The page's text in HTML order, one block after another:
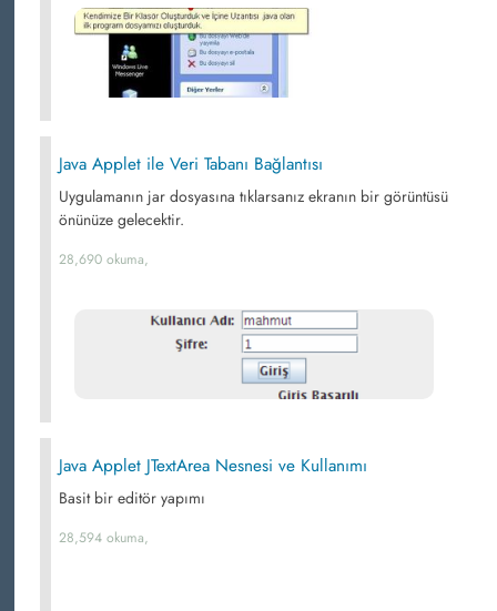
Java Applet ile Veri Tabanı Bağlantısı
Uygulamanın jar dosyasına tıklarsanız ekranın bir görüntüsü
önünüze gelecektir.
28,690 okuma,
Java Applet JTextArea Nesnesi ve Kullanımı
Basit bir editör yapımı
28,594 okuma,